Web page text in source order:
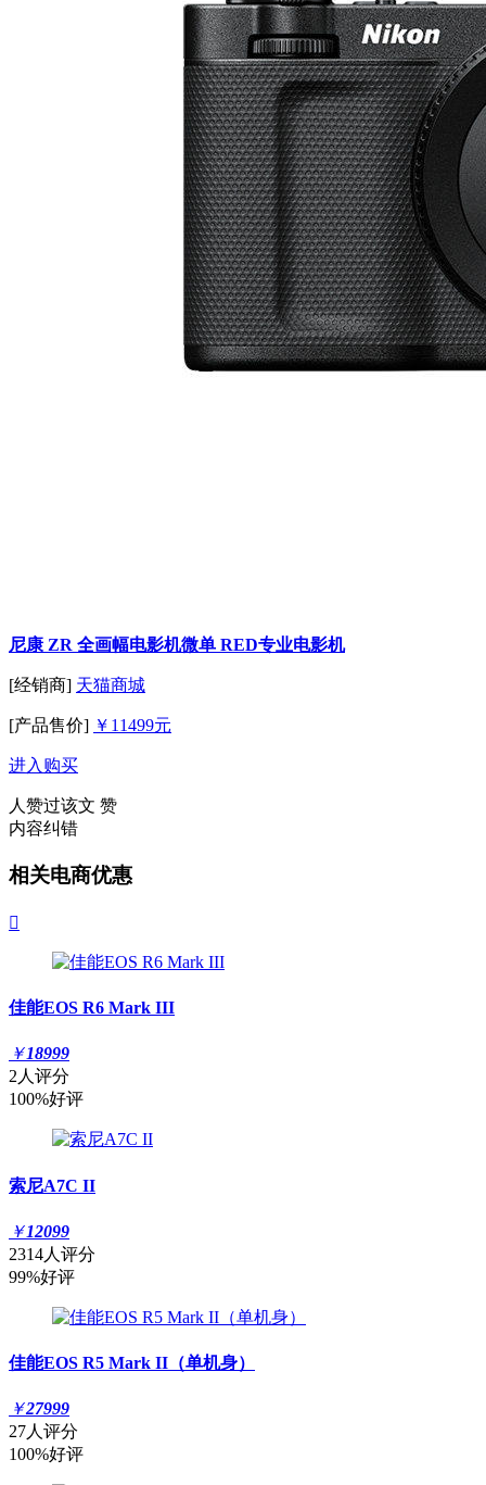
尼康 ZR 全画幅电影机微单 RED专业电影机
[经销商] 天猫商城
[产品售价] ￥11499元
进入购买
人赞过该文 赞
内容纠错
相关电商优惠

佳能EOS R6 Mark III
￥18999
2人评分
100%好评
索尼A7C II
￥12099
2314人评分
99%好评
佳能EOS R5 Mark II（单机身）
￥27999
27人评分
100%好评